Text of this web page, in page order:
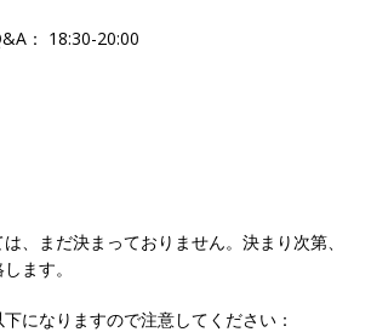
： 18:30-20:00
、まだ決まっておりません。決まり次第、
ます。
になりますので注意してください：